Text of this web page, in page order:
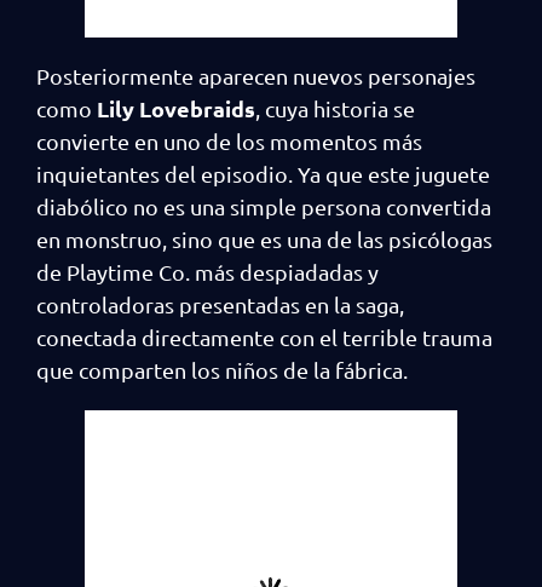
Posteriormente aparecen nuevos personajes
como Lily Lovebraids, cuya historia se
convierte en uno de los momentos más
inquietantes del episodio. Ya que este juguete
diabólico no es una simple persona convertida
en monstruo, sino que es una de las psicólogas
de Playtime Co. más despiadadas y
controladoras presentadas en la saga,
conectada directamente con el terrible trauma
que comparten los niños de la fábrica.